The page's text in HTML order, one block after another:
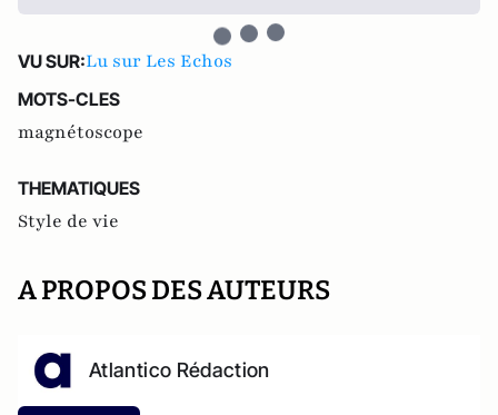
VU SUR:Lu sur Les Echos
MOTS-CLES
magnétoscope
THEMATIQUES
Style de vie
A PROPOS DES AUTEURS
Atlantico Rédaction